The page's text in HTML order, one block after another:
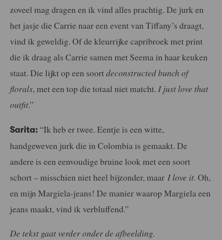
zoveel mag dragen en ik vind alles prachtig. De jurk en
het jasje die Carrie naar een event van Tiffany’s draagt,
vind ik geweldig. Of de kleurrijke capribroek met print
die ik draag als Carrie samen met Seema in haar keuken
staat. Die lijkt op een soortdeconstructed bunch of
florals, met een top die totaal niet matcht. I just love that
outfit.”
Sarita: “Ik heb er twee. Eentje is een witte,
handgeweven jurk die in Colombia is gemaakt. De
andere is een eenvoudige bruine look met een soort
schort – misschien niet heel bijzonder, maar I love it. Oh,
en mijn Margiela-jeans! De manier waarop Margiela een
jeans maakt, vind ik verbluffend.”
De tekst gaat verder onder de afbeelding.